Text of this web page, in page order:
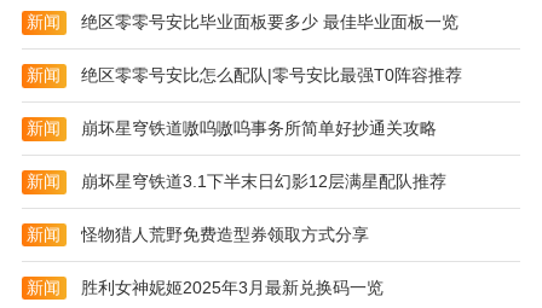
手机购物，有需要、心仪的商品时直接打开手机app就
能购物；
常见问题
如何注册阿迪达斯会员账户？
如您希望通过阿迪达斯官方商城注册阿迪达斯会员账
户，您可以点击网站页面右上角的登陆按钮，进入后选
择“短信快捷登陆/注册”，填写正确手机号码，完成图片
验证，同时获取手机验证码，并填写正确的手机验证码
后完成会员账户注册。注册成功后您将自动成为
新闻 绝区零零号安比毕业面板要多少 最佳毕业面板一览
新闻 绝区零零号安比怎么配队|零号安比最强T0阵容推荐
新闻 崩坏星穹铁道嗷呜嗷呜事务所简单好抄通关攻略
新闻 崩坏星穹铁道3.1下半末日幻影12层满星配队推荐
新闻 怪物猎人荒野免费造型券领取方式分享
新闻 胜利女神妮姬2025年3月最新兑换码一览